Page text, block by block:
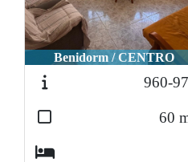
Benidorm / CENTRO
960-
60